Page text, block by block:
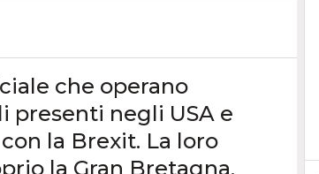
che operano
presenti negli USA e
la Brexit. La loro
la Gran Bretagna,